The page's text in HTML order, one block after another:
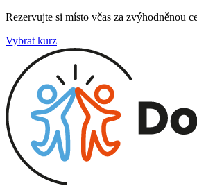
Rezervujte si místo včas za zvýhodněnou
Vybrat kurz